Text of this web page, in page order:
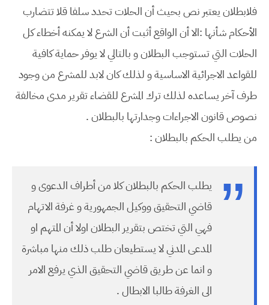
فلابطلان يعتبر نص بحيث أن الحلات تحدد سلفا قلا تتضارب
الأحكام شأنها :الا أن الواقع أثبت أن الشرع لا يمكنه أخطاء كل
الحلات التي تستوجب البطلان و بالتالي لا يوفر حماية كافية
للقواعد الاجرائية الاساسية و لذلك كان لابد للمشرع من وجود
طرف آخر يساعده لذلك ترك المشرع للقضاء تقرير مدى مخالفة
نصوص قانون الاجراءات وجدارتها بالبطلان .
من يطلب الحكم بالبطلان :
يطلب الحكم بالبطلان كلا من أطراف الدعوى و
قاضي التحقيق ووكيل الجمهورية و غرفة الاتهام
فهي التي تختص بتقرير البطلان اولا أن المتهم او
المدعى المدني لا يستطيعان طلب ذلك منها مباشرة
و انما عن طريق قاضي التحقيق الذي يرفع الامر
الى الغرفة طالبا الابطال .